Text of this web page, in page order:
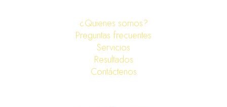
¿Quienes somos?
Preguntas frecuentes
Servicios
Resultados
Contáctenos